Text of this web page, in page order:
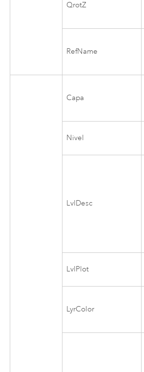
QrotZ
RefName
Capa
Nivel
LvlDesc
LvlPlot
LyrColor